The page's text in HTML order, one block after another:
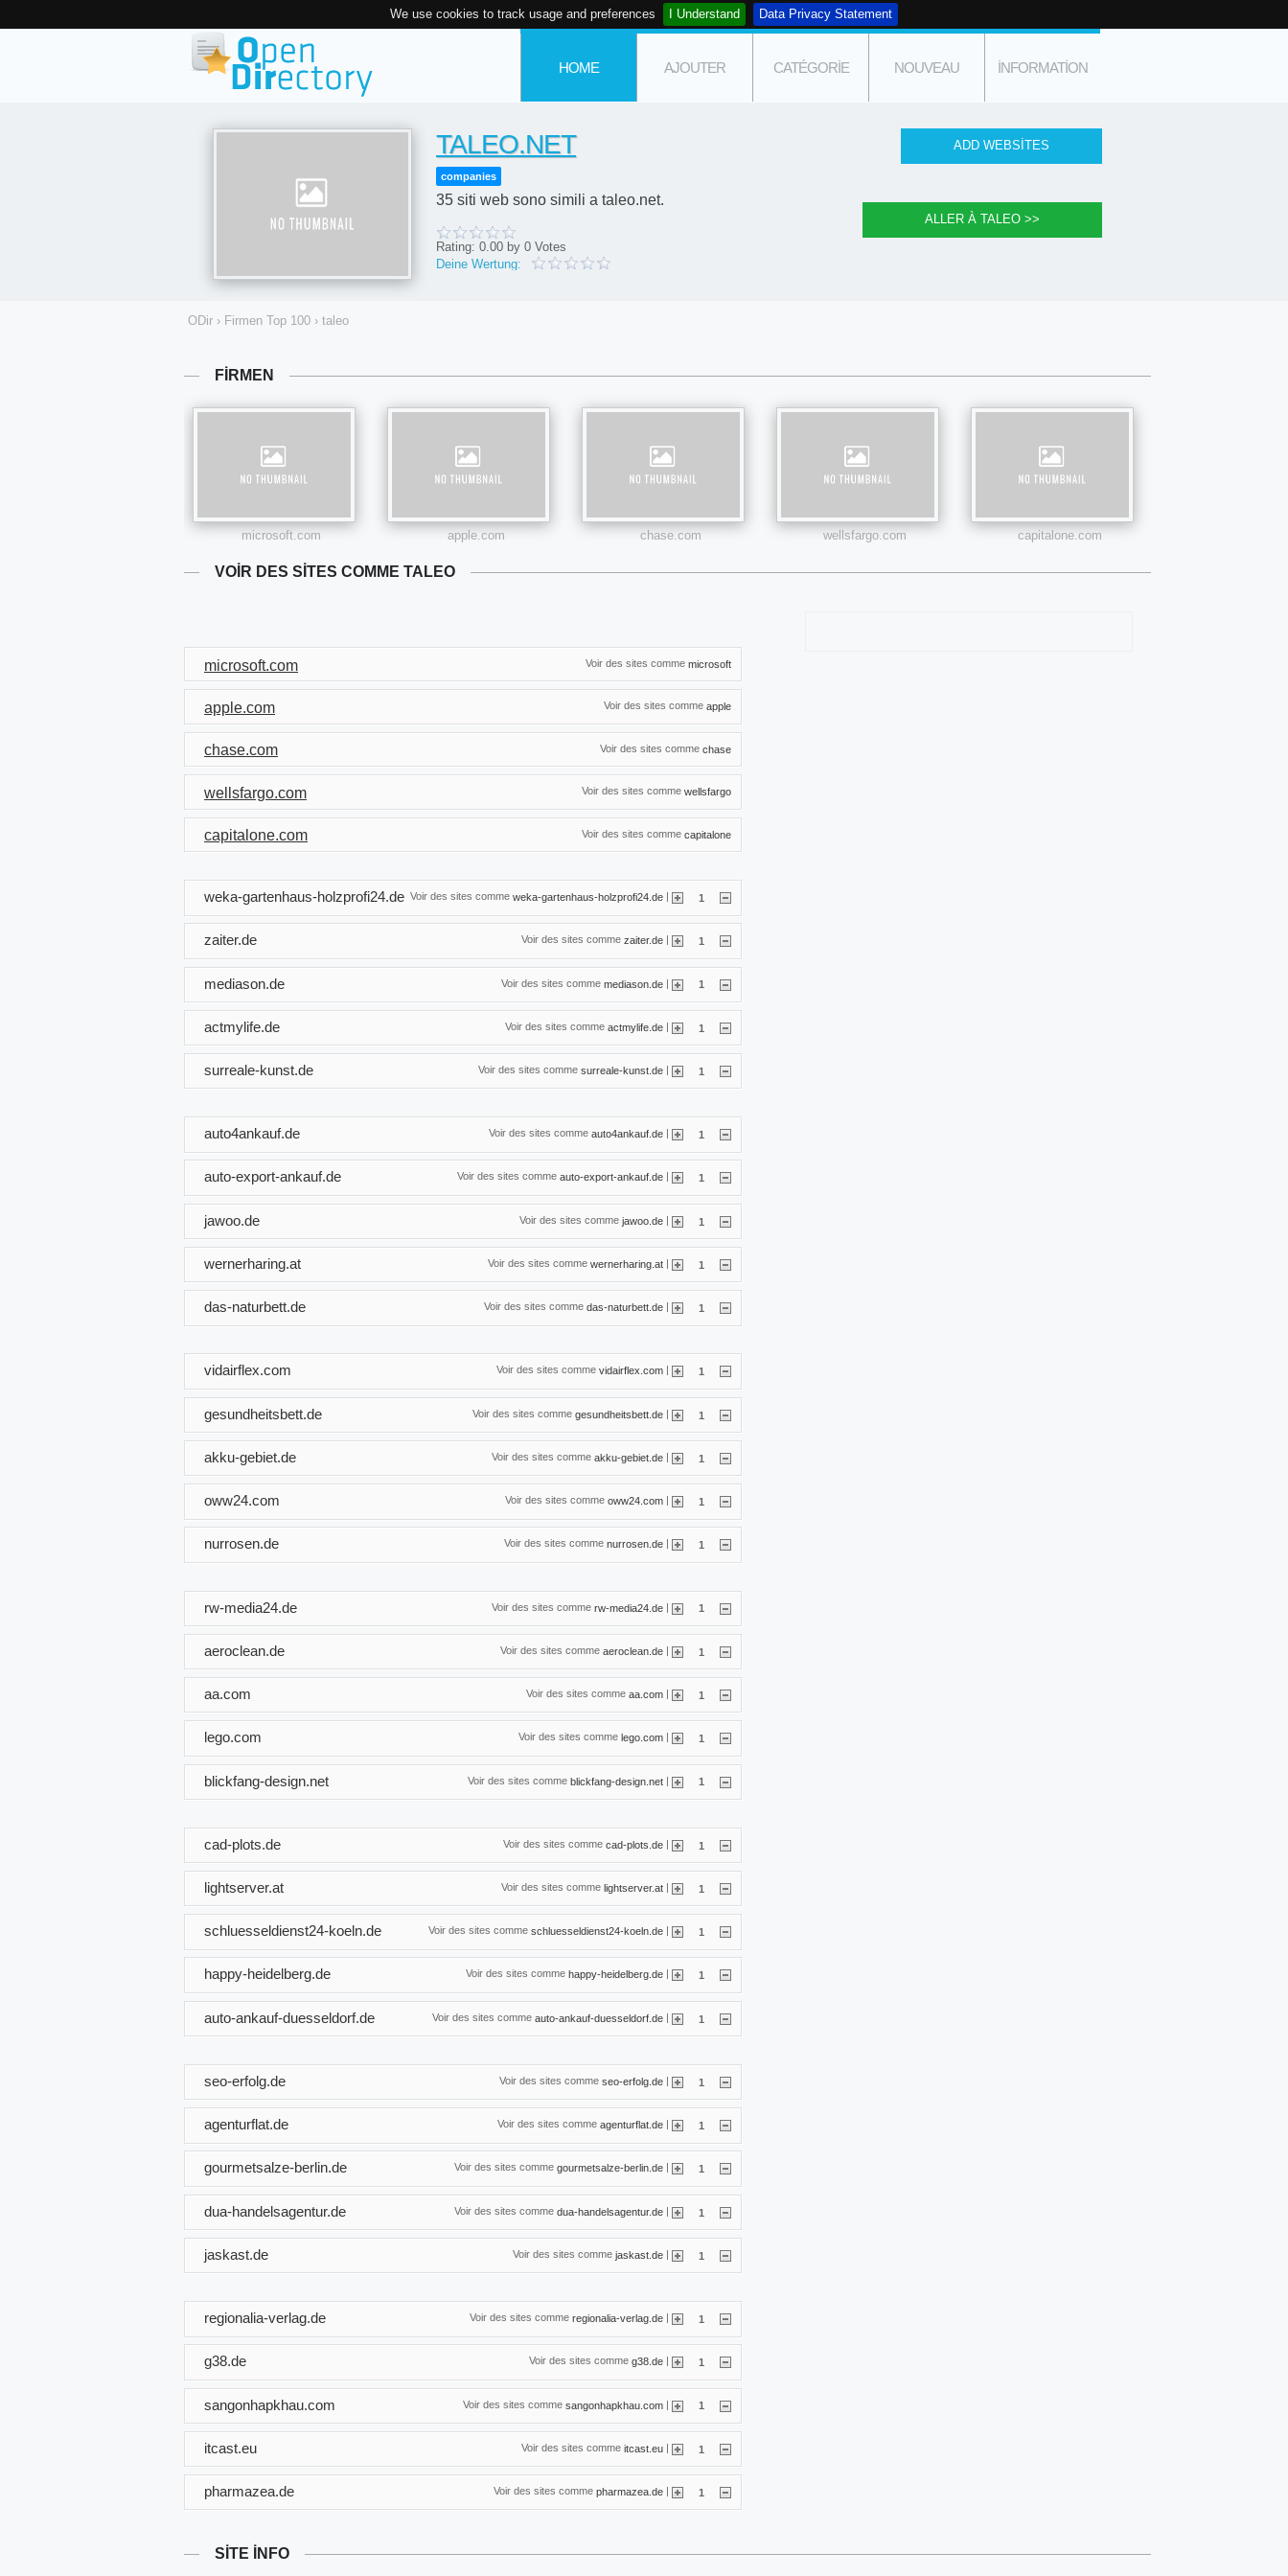
We use cookies to track usage and preferences I Understand Data Privacy Statement
HOME AJOUTER CATÉGORIE NOUVEAU INFORMATION
TALEO.NET
companies
35 siti web sono simili a taleo.net.
Rating: 0.00 by 0 Votes
Deine Wertung:
ODir › Firmen Top 100 › taleo
FIRMEN
microsoft.com apple.com chase.com wellsfargo.com capitalone.com
VOIR DES SITES COMME TALEO
Voir des sites comme microsoft
microsoft.com
Voir des sites comme apple
apple.com
Voir des sites comme chase
chase.com
Voir des sites comme wellsfargo
wellsfargo.com
Voir des sites comme capitalone
capitalone.com
Voir des sites comme weka-gartenhaus-holzprofi24.de | 1
weka-gartenhaus-holzprofi24.de
Voir des sites comme zaiter.de 1
zaiter.de
Voir des sites comme mediason.de | 1
mediason.de
Voir des sites comme actmylife.de | 1
actmylife.de
Voir des sites comme surreale-kunst.de | 1
surreale-kunst.de
Voir des sites comme auto4ankauf.de 1
auto4ankauf.de
Voir des sites comme auto-export-ankauf.de 1
auto-export-ankauf.de
Voir des sites comme jawoo.de | 1
jawoo.de
Voir des sites comme wernerharing.at | 1
wernerharing.at
Voir des sites comme das-naturbett.de | 1
das-naturbett.de
Voir des sites comme vidairflex.com 1
vidairflex.com
Voir des sites comme gesundheitsbett.de | 1
gesundheitsbett.de
Voir des sites comme akku-gebiet.de | 1
akku-gebiet.de
Voir des sites comme oww24.com | 1
oww24.com
Voir des sites comme nurrosen.de 1
nurrosen.de
Voir des sites comme rw-media24.de | 1
rw-media24.de
Voir des sites comme aeroclean.de | 1
aeroclean.de
Voir des sites comme aa.com | 1
aa.com
Voir des sites comme lego.com 1
lego.com
Voir des sites comme blickfang-design.net | 1
blickfang-design.net
Voir des sites comme cad-plots.de | 1
cad-plots.de
Voir des sites comme lightserver.at | 1
lightserver.at
Voir des sites comme schluesseldienst24-koeln.de 1
schluesseldienst24-koeln.de
Voir des sites comme happy-heidelberg.de 1
happy-heidelberg.de
Voir des sites comme auto-ankauf-duesseldorf.de | 1
auto-ankauf-duesseldorf.de
Voir des sites comme seo-erfolg.de | 1
seo-erfolg.de
Voir des sites comme agenturflat.de | 1
agenturflat.de
Voir des sites comme gourmetsalze-berlin.de 1
gourmetsalze-berlin.de
Voir des sites comme dua-handelsagentur.de | 1
dua-handelsagentur.de
Voir des sites comme jaskast.de | 1
jaskast.de
Voir des sites comme regionalia-verlag.de | 1
regionalia-verlag.de
Voir des sites comme g38.de 1
g38.de
Voir des sites comme sangonhapkhau.com | 1
sangonhapkhau.com
Voir des sites comme itcast.eu | 1
itcast.eu
Voir des sites comme pharmazea.de | 1
pharmazea.de
SITE INFO